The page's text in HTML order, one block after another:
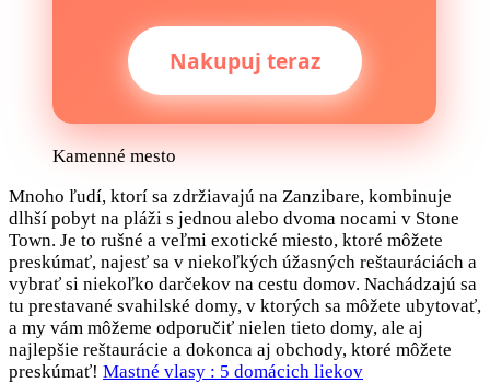
Nakupuj teraz
Kamenné mesto
Mnoho ľudí, ktorí sa zdržiavajú na Zanzibare, kombinuje
dlhší pobyt na pláži s jednou alebo dvoma nocami v Stone
Town. Je to rušné a veľmi exotické miesto, ktoré môžete
preskúmať, najesť sa v niekoľkých úžasných reštauráciách a
vybrať si niekoľko darčekov na cestu domov. Nachádzajú sa
tu prestavané svahilské domy, v ktorých sa môžete ubytovať,
a my vám môžeme odporučiť nielen tieto domy, ale aj
najlepšie reštaurácie a dokonca aj obchody, ktoré môžete
preskúmať! Mastné vlasy : 5 domácich liekov